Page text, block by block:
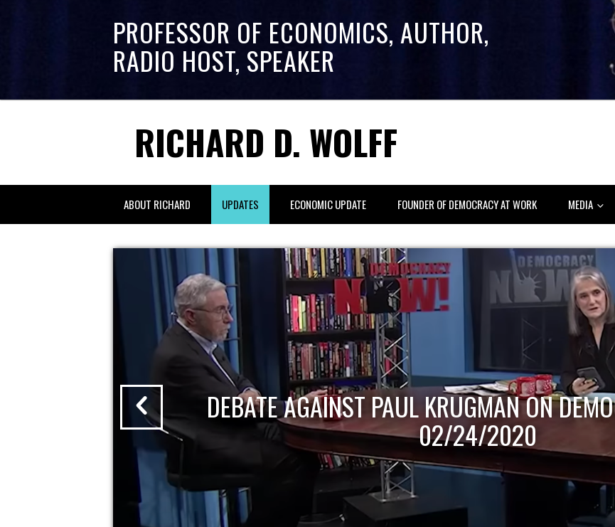
PROFESSOR OF ECONOMICS, AUTHOR,
RADIO HOST, SPEAKER
RICHARD D. WOLFF
ABOUT RICHARD UPDATES ECONOMIC UPDATE FOUNDER OF DEMOCRACY AT WORK MEDIA
DEBATE AGAINST PAUL KRUGMAN ON
02/24/2020